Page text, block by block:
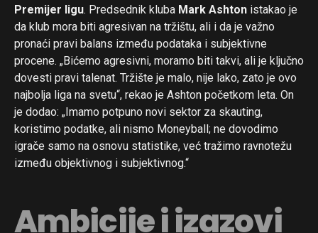
Premijer ligu. Predsednik kluba Mark Ashton istakao je
da klub mora biti agresivan na tržištu, ali i da je važno
pronaći pravi balans između podataka i subjektivne
procene. „Bićemo agresivni, moramo biti takvi, ali je ključno
dovesti pravi talenat. Tržište je malo, nije lako, zato je ovo
najbolja liga na svetu“, rekao je Ashton početkom leta. On
je dodao: „Imamo potpuno novi sektor za skauting,
koristimo podatke, ali nismo Moneyball; ne dovodimo
igrače samo na osnovu statistike, već tražimo ravnotežu
između objektivnog i subjektivnog.“
Ambicije i izazovi